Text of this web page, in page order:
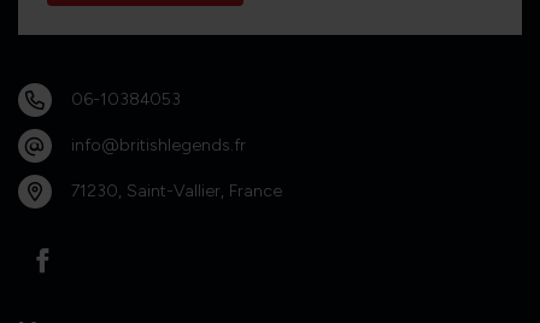
06-10384053
info@britishlegends.fr
71230, Saint-Vallier, France